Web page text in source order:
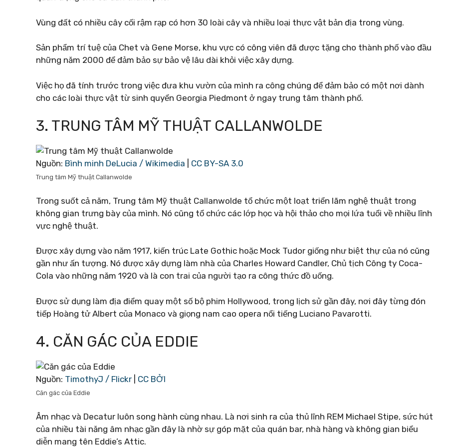
Vùng đất có nhiều cây cối rậm rạp có hơn 30 loài cây và nhiều loại thực vật bản địa trong vùng.
Sản phẩm trí tuệ của Chet và Gene Morse, khu vực có công viên đã được tặng cho thành phố vào đầu
những năm 2000 để đảm bảo sự bảo vệ lâu dài khỏi việc xây dựng.
Việc họ đã tính trước trong việc đưa khu vườn của mình ra công chúng để đảm bảo có một nơi dành
cho các loài thực vật từ sinh quyển Georgia Piedmont ở ngay trung tâm thành phố.
3. TRUNG TÂM MỸ THUẬT CALLANWOLDE
Nguồn: Bình minh DeLucia / Wikimedia CC BY-SA 3.0
Trung tâm Mỹ thuật Callanwolde
Trong suốt cả năm, Trung tâm Mỹ thuật Callanwolde tổ chức một loạt triển lãm nghệ thuật trong
không gian trưng bày của mình. Nó cũng tổ chức các lớp học và hội thảo cho mọi lứa tuổi về nhiều lĩnh
vực nghệ thuật.
Được xây dựng vào năm 1917, kiến ​​trúc Late Gothic hoặc Mock Tudor giống như biệt thự của nó cũng
gần như ấn tượng. Nó được xây dựng làm nhà của Charles Howard Candler, Chủ tịch Công ty Coca-
Cola vào những năm 1920 và là con trai của người tạo ra công thức đồ uống.
Được sử dụng làm địa điểm quay một số bộ phim Hollywood, trong lịch sử gần đây, nơi đây từng đón
tiếp Hoàng tử Albert của Monaco và giọng nam cao opera nổi tiếng Luciano Pavarotti.
4. CĂN GÁC CỦA EDDIE
Nguồn: TimothyJ / Flickr CC BỞI
Căn gác của Eddie
Âm nhạc và Decatur luôn song hành cùng nhau. Là nơi sinh ra của thủ lĩnh REM Michael Stipe, sức hút
của nhiều tài năng âm nhạc gần đây là nhờ sự góp mặt của quán bar, nhà hàng và không gian biểu
diễn mang tên Eddie’s Attic.